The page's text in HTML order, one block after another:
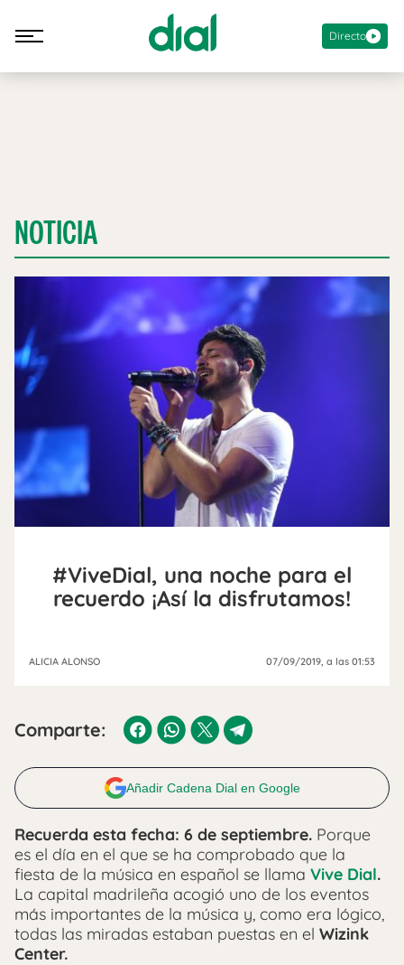
Directo
NOTICIA
#ViveDial, una noche para el
recuerdo ¡Así la disfrutamos!
ALICIA ALONSO 07/09/2019 , a las 01:53
Comparte:
Añadir Cadena Dial en Google
Recuerda esta fecha: 6 de septiembre. Porque
es el día en el que se ha comprobado que la
fiesta de la música en español se llama Vive Dial.
La capital madrileña acogió uno de los eventos
más importantes de la música y, como era lógico,
todas las miradas estaban puestas en el Wizink
Center.